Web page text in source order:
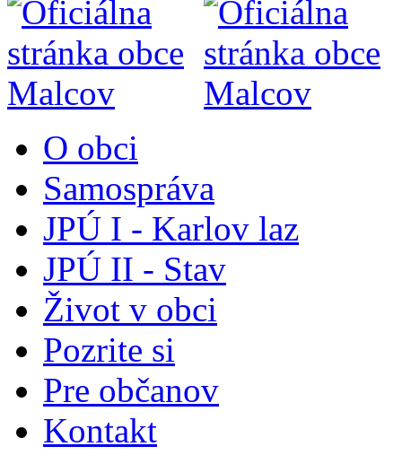
O obci
Samospráva
JPÚ I - Karlov laz
JPÚ II - Stav
Život v obci
Pozrite si
Pre občanov
Kontakt